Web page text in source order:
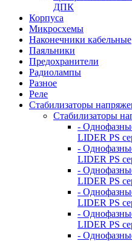
ДПК
Корпуса
Микросхемы
Наконечники кабельные
Паяльники
Предохранители
Радиолампы
Разное
Реле
Стабилизаторы
Стабилизаторы
-
LIDER PS
-
LIDER PS
-
LIDER PS
-
LIDER PS
-
LIDER PS
-